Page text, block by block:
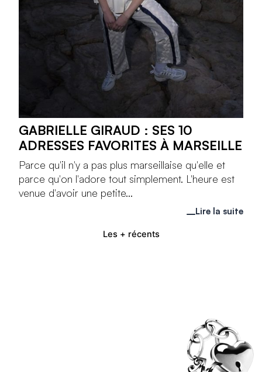
Les + récents
GABRIELLE GIRAUD : SES 10
ADRESSES FAVORITES À MARSEILLE
Parce qu'il n'y a pas plus marseillaise qu'elle et
parce qu'on l'adore tout simplement. L'heure est
venue d'avoir une petite...
Lire la suite